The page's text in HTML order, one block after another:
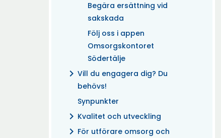
Begära ersättning vid
sakskada
Följ oss i appen
Omsorgskontoret
Södertälje
chevron_right Vill du engagera dig? Du
behövs!
Synpunkter
chevron_right Kvalitet och utveckling
chevron_right För utförare omsorg och